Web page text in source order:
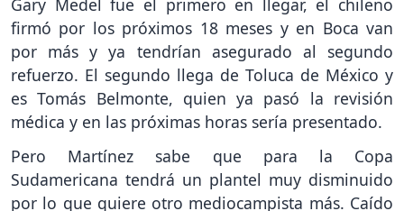
firmó por los próximos 18 meses y en Boca van
por más y ya tendrían asegurado al segundo
refuerzo. El segundo llega de Toluca de México y
es Tomás Belmonte, quien ya pasó la revisión
médica y en las próximas horas sería presentado.
Pero Martínez sabe que para la Copa
Sudamericana tendrá un plantel muy disminuido
por lo que quiere otro mediocampista más. Caído